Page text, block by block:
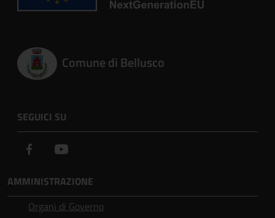
Comune di Bellusco
SEGUICI SU
Facebook
AMMINISTRAZIONE
Organi di Governo